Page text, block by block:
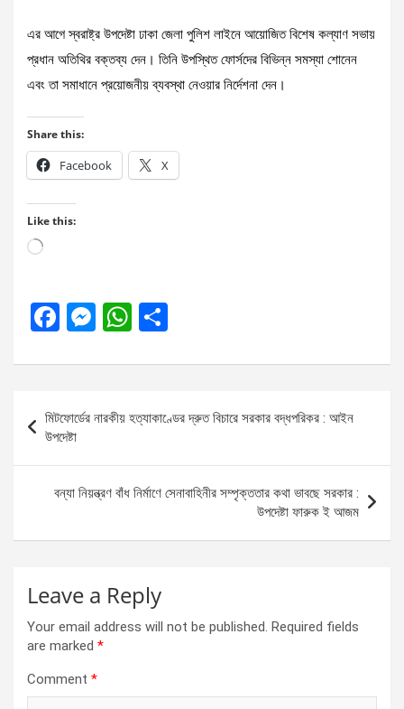
এর আগে স্বরাষ্ট্র উপদেষ্টা ঢাকা জেলা পুলিশ লাইনে আয়োজিত বিশেষ কল্যাণ সভায়
প্রধান অতিথির বক্তব্য দেন। তিনি উপস্থিত ফোর্সদের বিভিন্ন সমস্যা শোনেন
এবং তা সমাধানে প্রয়োজনীয় ব্যবস্থা নেওয়ার নির্দেশনা দেন।
Share this:
Facebook X
Like this:
Loading…
F
ce
o
o
k
M
se
g
er
W
at
A
p
p
ar
Post
navigation
মিটফোর্ডের নারকীয় হত্যাকাণ্ডের দ্রুত বিচারে সরকার বদ্ধপরিকর : আইন
উপদেষ্টা
বন্যা নিয়ন্ত্রণ বাঁধ নির্মাণে সেনাবাহিনীর সম্পৃক্ততার কথা ভাবছে সরকার :
উপদেষ্টা ফারুক ই আজম
Leave a Reply
Your email address will not be published. Required fields
are marked *
Comment *